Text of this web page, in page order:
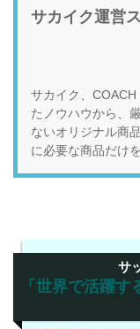
サカイク運営
サカイク、
たノウハウから、
ないオリジナル商
に必要な商品だけ
サ
「世界で活躍す